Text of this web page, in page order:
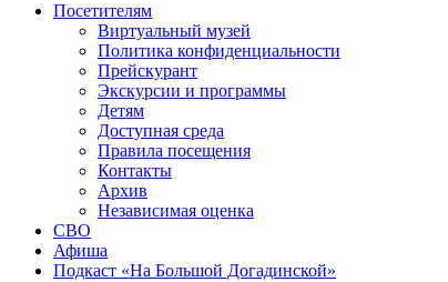
Посетителям
Виртуальный музей
Политика конфиденциальности
Прейскурант
Экскурсии и программы
Детям
Доступная среда
Правила посещения
Контакты
Архив
Независимая оценка
СВО
Афиша
Подкаст «На Большой Догадинской»